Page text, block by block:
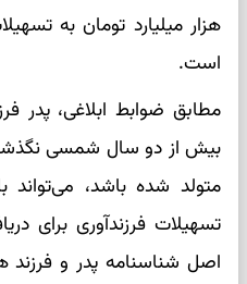
هزار میلیارد تومان به
است.
مطابق ضوابط ابلاغی، پدر
بیش از دو سال شمسی
متولد شده باشد،
تسهیلات فرزندآوری برای
اصل شناسنامه پدر و